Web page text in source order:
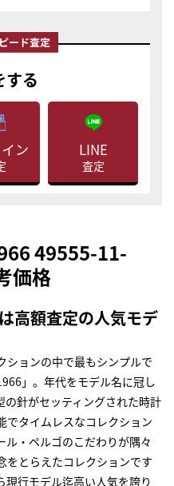
する
ン LINE
査定
49555-11-
価格
高額査定の人気モデ
ションの中で最もシンプルで
」。年代をモデル名に冠し
の針がセッティングされた時計
でタイムレスなコレクション
ル・ペルゴのこだわりが隅々
をとらえたコレクションです
行モデル迄高い人気を誇り